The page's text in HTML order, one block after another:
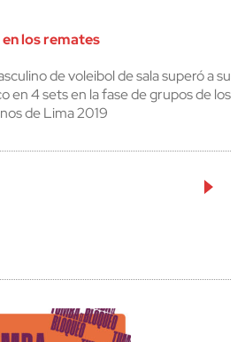
los remates
de voleibol de sala superó a su
en 4 sets en la fase de grupos de los
de Lima 2019